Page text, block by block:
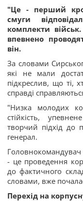
"Це - перший
смуги
комплекти
впевнено
він.
За словами
які не мали
підкреслив, що ті,
справді
"Низка молодих
стійкість,
творчий підхід до
генерал.
- це проведення
до фактичного
словами, вже
Перехід на